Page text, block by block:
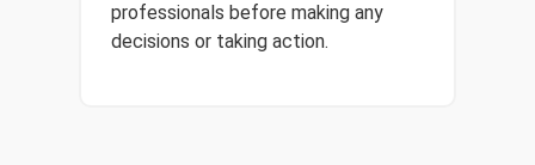
professionals before making any
decisions or taking action.